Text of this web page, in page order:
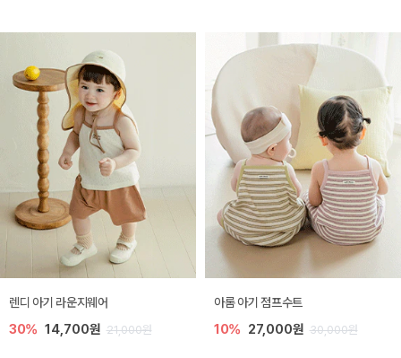
렌디 아기 라운지웨어
30% 14,700원 21,000원
아롬 아기 점프수트
10% 27,000원 30,000원